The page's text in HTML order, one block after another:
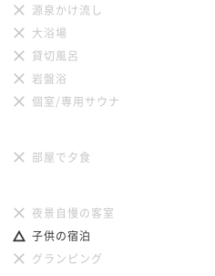
源泉かけ流し
大浴場
貸切風呂
岩盤浴
個室/専用サウナ
部屋で夕食
夜景自慢の客室
子供の宿泊
グランピング